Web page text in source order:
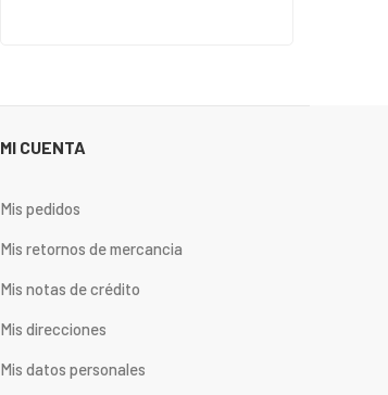
MI CUENTA
Mis pedidos
Mis retornos de mercancia
Mis notas de crédito
Mis direcciones
Mis datos personales